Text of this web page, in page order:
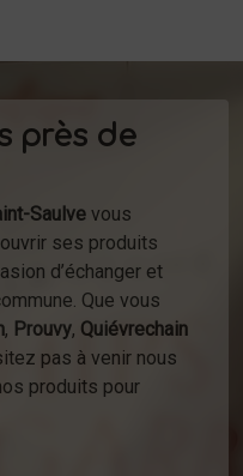
près de
Saulve vous
ses produits
d’échanger et
Que vous
, Prouvy, Quiévrechain
pas à venir nous
produits pour